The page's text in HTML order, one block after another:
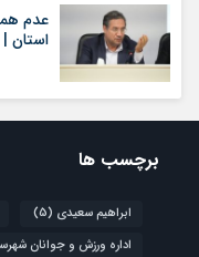
عدم
استان
برچسب ها
ابراهیم سعیدی (5)
اداره ورزش و جوانان